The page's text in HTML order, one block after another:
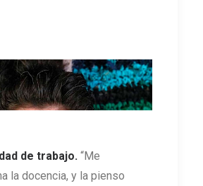
de trabajo. “Me
la docencia, y la pienso